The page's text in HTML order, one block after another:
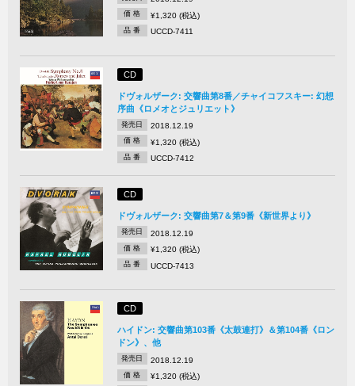
価 格 ¥1,320 (税込)
品 番 UCCD-7411
CD
ドヴォルザーク: 交響曲第8番／チャイコフスキー: 幻想
序曲《ロメオとジュリエット》
発売日 2018.12.19
価 格 ¥1,320 (税込)
品 番 UCCD-7412
CD
ドヴォルザーク: 交響曲第7＆第9番《新世界より》
発売日 2018.12.19
価 格 ¥1,320 (税込)
品 番 UCCD-7413
CD
ハイドン: 交響曲第103番《太鼓連打》＆第104番《ロン
ドン》、他
発売日 2018.12.19
価 格 ¥1,320 (税込)